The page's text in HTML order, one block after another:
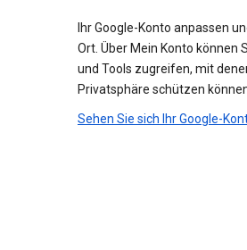
Ihr Google-Konto anpassen
Ort. Über Mein Konto können
und Tools zugreifen, mit
Privatsphäre schützen
Sehen Sie sich Ihr Google-